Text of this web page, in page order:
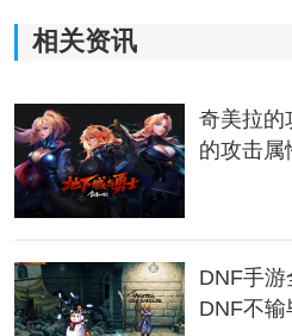
起手很关键，刚开场就让他浮
下他还有一手上跳反击，
相关资讯
奇美拉的
的攻击属
DNF手
DNF不